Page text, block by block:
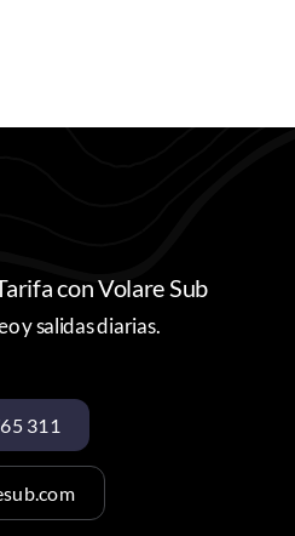
con Volare Sub
y salidas diarias.
311